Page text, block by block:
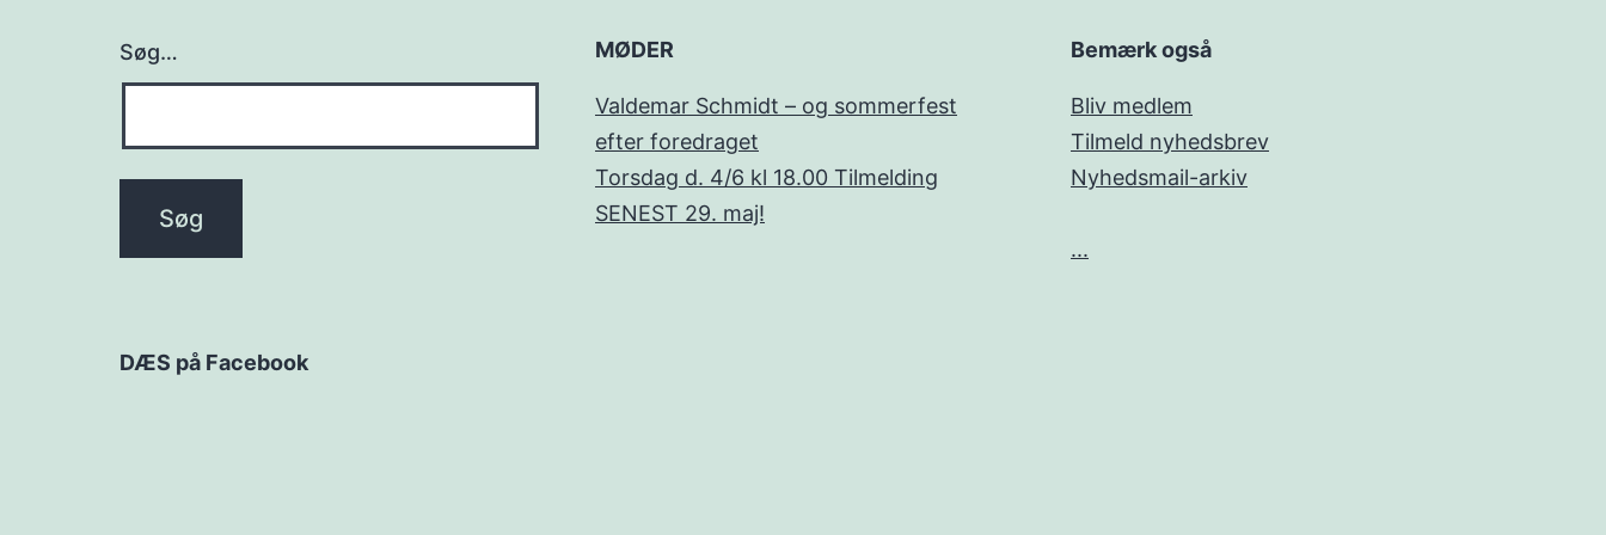
Søg… MØDER
Valdemar Schmidt – og sommerfest
efter foredraget
Torsdag d. 4/6 kl 18.00 Tilmelding
SENEST 29. maj!
Bemærk også
Bliv medlem
Tilmeld nyhedsbrev
Nyhedsmail-arkiv
...
DÆS på Facebook